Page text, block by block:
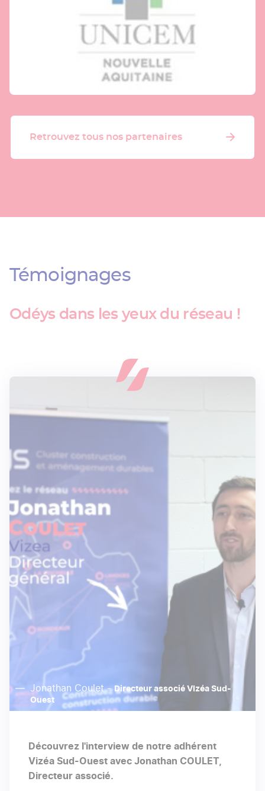
Retrouvez tous nos partenaires
Témoignages
Odéys dans les yeux du réseau !
Jonathan Coulet -Directeur associé VIzéa Sud-
Ouest
Découvrez l'interview de notre adhérent
Vizéa Sud-Ouest avec Jonathan COULET,
Directeur associé.